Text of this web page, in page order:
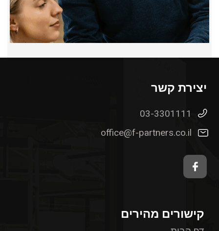
יצירת קשר
03-3301111
office@f-partners.co.il
קישורים מהירים